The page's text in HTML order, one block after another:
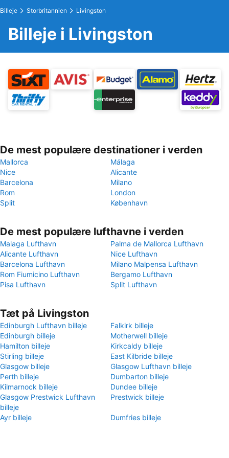
Billeje Storbritannien Livingston
Billeje i Livingston
De mest populære destinationer i verden
Mallorca
Málaga
Nice
Alicante
Barcelona
Milano
Rom
London
Split
København
De mest populære lufthavne i verden
Malaga Lufthavn
Palma de Mallorca Lufthavn
Alicante Lufthavn
Nice Lufthavn
Barcelona Lufthavn
Milano Malpensa Lufthavn
Rom Fiumicino Lufthavn
Bergamo Lufthavn
Pisa Lufthavn
Split Lufthavn
Tæt på Livingston
Edinburgh Lufthavn billeje
Falkirk billeje
Edinburgh billeje
Motherwell billeje
Hamilton billeje
Kirkcaldy billeje
Stirling billeje
East Kilbride billeje
Glasgow billeje
Glasgow Lufthavn billeje
Perth billeje
Dumbarton billeje
Kilmarnock billeje
Dundee billeje
Glasgow Prestwick Lufthavn
billeje
Prestwick billeje
Ayr billeje Dumfries billeje